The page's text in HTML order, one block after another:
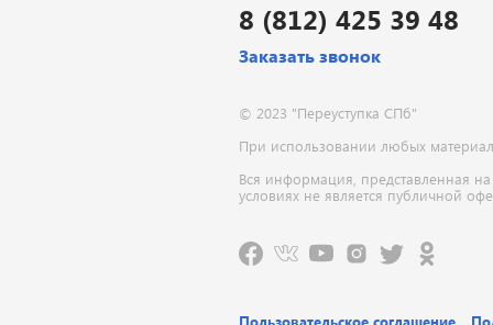
8 (812) 425 39 48
Заказать звонок
© 2023 "Переуступка СПб"
При использовании любых
Вся информация, представленная
условиях не является публичной
Пользовательское соглашение